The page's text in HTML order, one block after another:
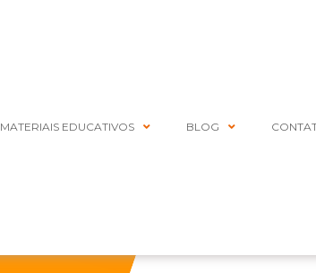
MATERIAIS EDUCATIVOS BLOG